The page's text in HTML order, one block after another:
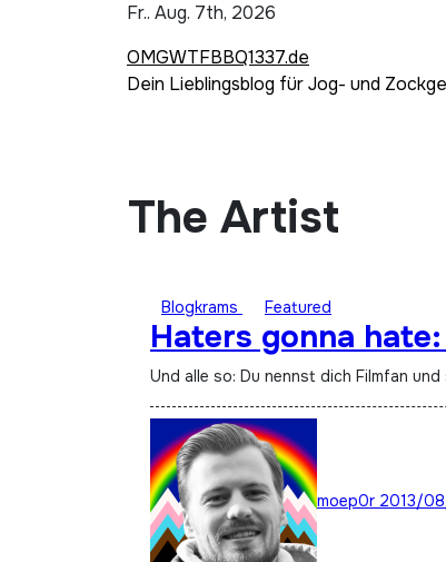
Fr.. Aug. 7th, 2026
OMGWTFBBQ1337.de
Dein Lieblingsblog für Jog- und
The Artist
Blogkrams Featured
Haters gonna
Und alle so: Du nennst dich Filmfan
moep0r 2013/